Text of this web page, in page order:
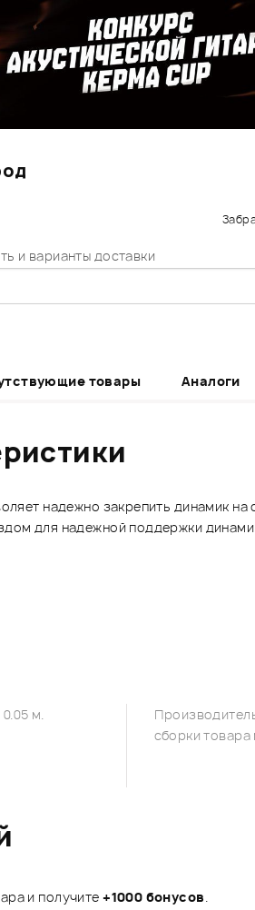
и варианты доставки
товары Аналоги
надежно закрепить динамик на
для надежной поддержки
м.
сборки товара
и получите+1000 бонусов.